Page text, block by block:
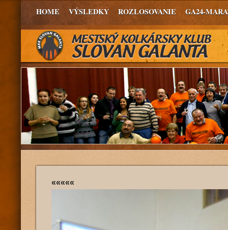
HOME VÝSLEDKY ROZLOSOVANIE GA24-
«««««